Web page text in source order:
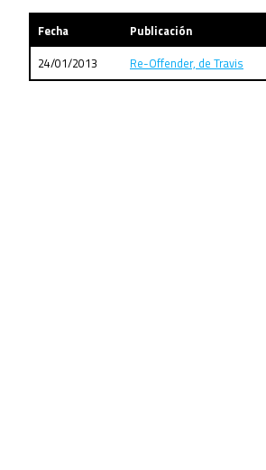
Fecha
Publicación
24/01/2013
Re-Offender, de Travis